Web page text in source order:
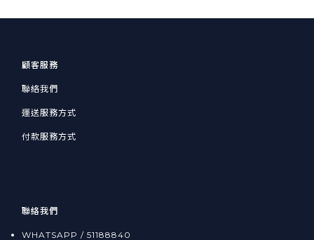
顧客服務
聯絡我們
運送服務方式
付款服務方式
聯絡我們
WHATSAPP / 51188840